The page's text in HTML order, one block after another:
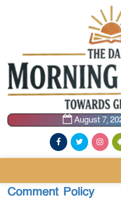
August 7,
Comment Policy